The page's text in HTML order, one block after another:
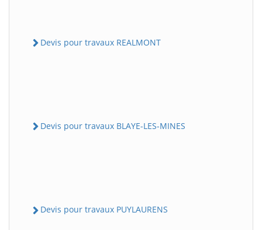
Devis pour travaux REALMONT
Devis pour travaux BLAYE-LES-MINES
Devis pour travaux PUYLAURENS